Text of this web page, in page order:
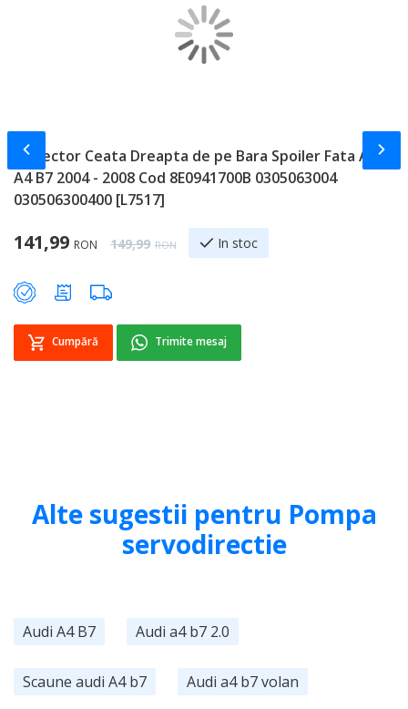
Proiector Ceata Dreapta de pe Bara Spoiler Fata Audi
A4 B7 2004 - 2008 Cod 8E0941700B 0305063004
030506300400 [L7517]
Special Price
141,99 RON Regular Price
149,99 RON In stoc
Cumpără Trimite mesaj
Slide-ul anterior
Alte sugestii pentru Pompa
servodirectie
Audi A4 B7 Audi a4 b7 2.0
Scaune audi A4 b7 Audi a4 b7 volan